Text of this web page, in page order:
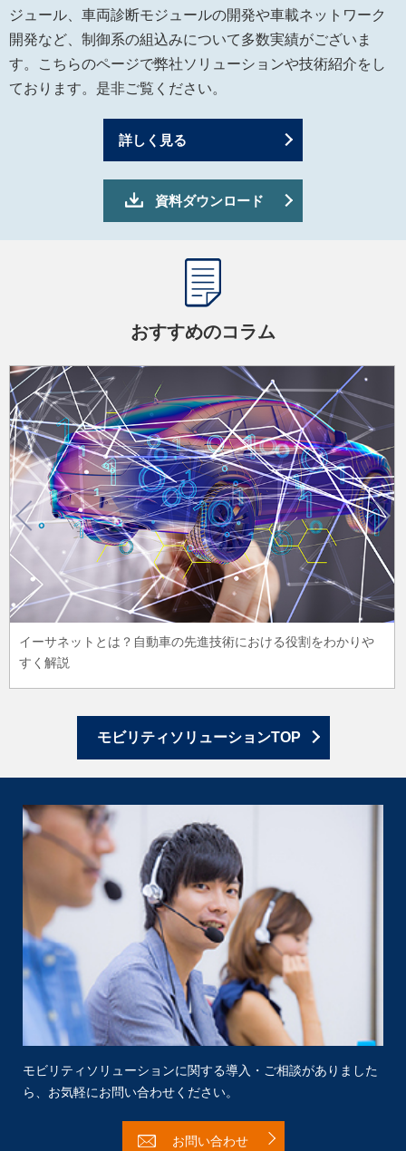
ジュール、車両診断モジュールの開発や車載ネットワーク
開発など、制御系の組込みについて多数実績がございま
す。こちらのページで弊社ソリューションや技術紹介をし
ております。是非ご覧ください。
詳しく見る
資料ダウンロード
おすすめのコラム
イーサネットとは？自動車の先進技術における役割をわかりや
すく解説
モビリティソリューションTOP
モビリティソリューションに関する導入・ご相談がありました
ら、 お気軽にお問い合わせください。
お問い合わせ